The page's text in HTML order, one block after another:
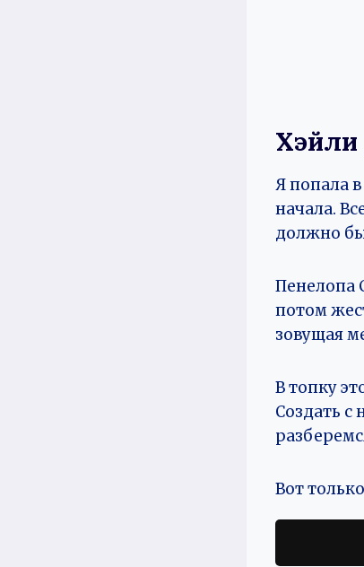
Хэйли
Я попала
начала.
должно
Пенелопа
потом
зовущая
В топку
Создать с
Вот